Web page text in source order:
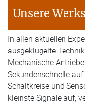
Unsere
In allen aktuellen
ausgeklügelte
Mechanische
Sekundenschnelle
Schaltkreise und
kleinste Signale auf,